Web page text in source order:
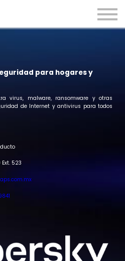
sesiónpara hogares y
virus, malware, ransomware y otras
de Internet y antivirus para todos
523